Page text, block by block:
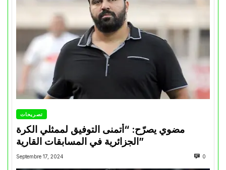
تصريحات
مضوي يصرّح: “أتمنى التوفيق لممثلي الكرة
الجزائرية في المسابقات القارية”
Septembre 17, 2024 0